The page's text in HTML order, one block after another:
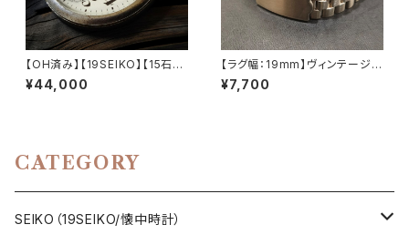
【OH済み】【19SEIKO】【15石】S
EIKO/セイコー SEIKOロゴ PR
ECISION/プレシジョン 鉄道時
¥44,000
【ラグ幅：19mm】ヴィンテージS
EIKO（5ACTUS、5SPORTS、5
デラックス、ファイブなどに対応）
¥7,700
CATEGORY
SEIKO（19SEIKO/懐中時計）